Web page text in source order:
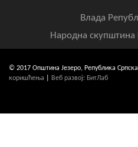
Влада
Народна скупштина
© 2017 Општина Језеро, Република
коришћења
Веб развој: БитЛаб